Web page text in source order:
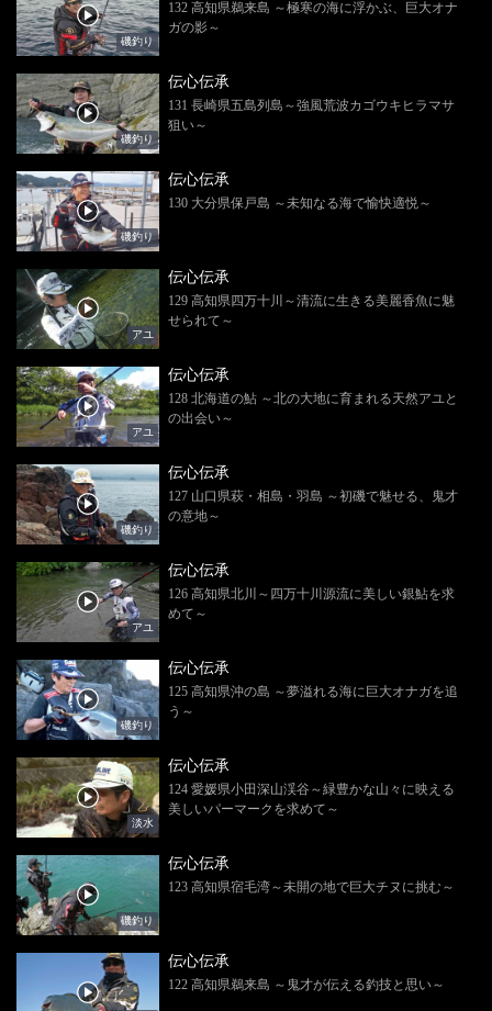
磯釣り
132 高知県鵜来島 ～極寒の海に浮かぶ、巨大オナ
ガの影～
磯釣り
伝心伝承
131 長崎県五島列島～強風荒波カゴウキヒラマサ
狙い～
磯釣り
伝心伝承
130 大分県保戸島 ～未知なる海で愉快適悦～
アユ
伝心伝承
129 高知県四万十川～清流に生きる美麗香魚に魅
せられて～
アユ
伝心伝承
128 北海道の鮎 ～北の大地に育まれる天然アユと
の出会い～
磯釣り
伝心伝承
127 山口県萩・相島・羽島 ～初磯で魅せる、鬼才
の意地～
アユ
伝心伝承
126 高知県北川～四万十川源流に美しい銀鮎を求
めて～
磯釣り
伝心伝承
125 高知県沖の島 ～夢溢れる海に巨大オナガを追
う～
淡水
伝心伝承
124 愛媛県小田深山渓谷～緑豊かな山々に映える
美しいパーマークを求めて～
磯釣り
伝心伝承
123 高知県宿毛湾～未開の地で巨大チヌに挑む～
伝心伝承
122 高知県鵜来島 ～鬼才が伝える釣技と思い～